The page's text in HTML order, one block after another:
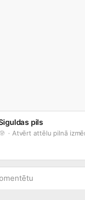
pils
· Atvērt attēlu pilnā